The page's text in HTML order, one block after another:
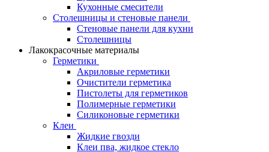
Кухонные смесители
Столешницы и стеновые панели
Стеновые панели для кухни
Столешницы
Лакокрасочные материалы
Герметики
Акриловые герметики
Очистители герметика
Пистолеты для герметиков
Полимерные герметики
Силиконовые герметики
Клеи
Жидкие гвозди
Клеи пва, жидкое стекло